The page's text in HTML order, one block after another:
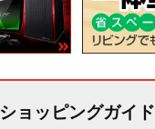
ショッピングガイド